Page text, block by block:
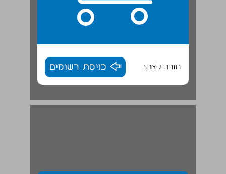
חזרה לאתר כניסת רשומים
חזון החינוך הבלתי פורמלי בחברה הערבית בישראל ... 18